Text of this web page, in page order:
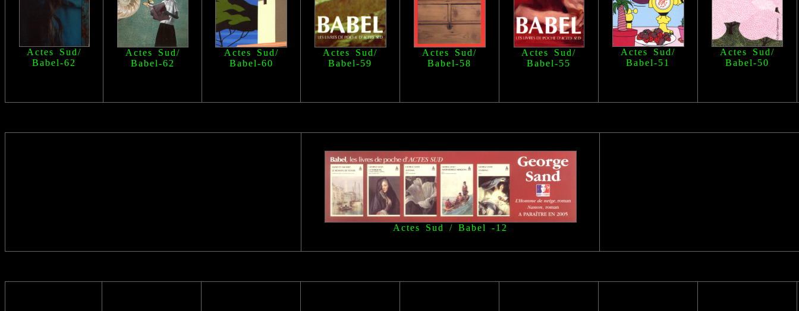
Actes Sud/
Babel-62
Actes Sud/
Babel-62
Actes Sud/
Babel-60
Actes Sud/
Babel-59
Actes Sud/
Babel-58
Actes Sud/
Babel-55
Actes Sud/
Babel-51
Actes Sud/
Babel-50
Actes Sud / Babel -12